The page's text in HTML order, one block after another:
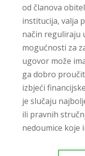
od članova
institucija, valja
način reguliraju
mogućnosti za
ugovor može
ga dobro
izbjeći
je slučaju
ili pravnih
nedoumice koje